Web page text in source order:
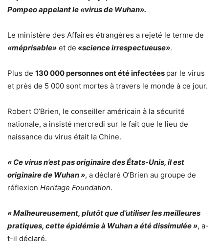
Pompeo appelant le «virus de Wuhan».
Le ministère des Affaires étrangères a rejeté le terme de
«méprisable» et de «science irrespectueuse».
Plus de 130 000 personnes ont été infectées par le virus
et près de 5 000 sont mortes à travers le monde à ce jour.
Robert O’Brien, le conseiller américain à la sécurité
nationale, a insisté mercredi sur le fait que le lieu de
naissance du virus était la Chine.
« Ce virus n’est pas originaire des États-Unis, il est
originaire de Wuhan », a déclaré O’Brien au groupe de
réflexion Heritage Foundation.
« Malheureusement, plutôt que d’utiliser les meilleures
pratiques, cette épidémie à Wuhan a été dissimulée », a-
t-il déclaré.